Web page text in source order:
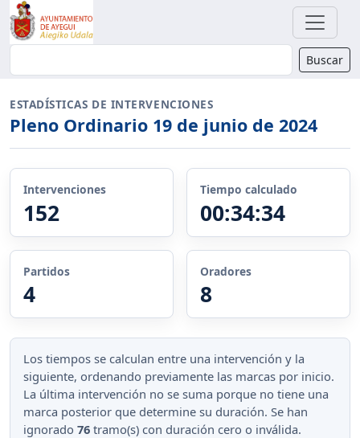
Buscador Buscar
ESTADÍSTICAS DE INTERVENCIONES
Pleno Ordinario 19 de junio de 2024
Intervenciones
152
Tiempo calculado
00:34:34
Partidos
4
Oradores
8
Los tiempos se calculan entre una intervención y la
siguiente, ordenando previamente las marcas por inicio.
La última intervención no se suma porque no tiene una
marca posterior que determine su duración. Se han
ignorado 76 tramo(s) con duración cero o inválida.